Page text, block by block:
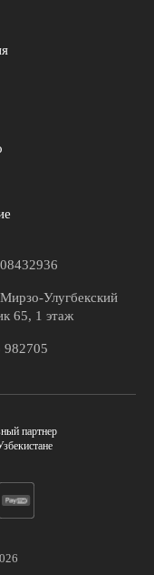
Улугбекский
65, 1 этаж
982705
партнер